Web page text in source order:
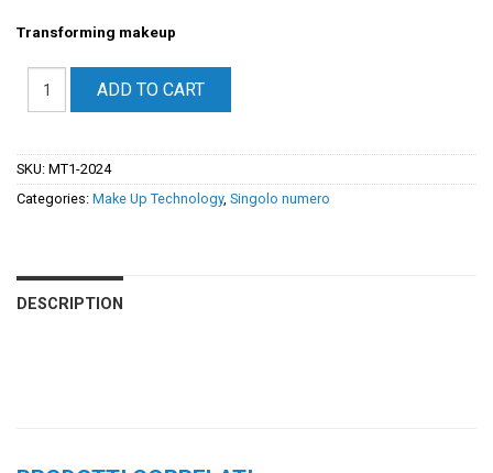
Transforming makeup
ADD TO CART
SKU: MT1-2024
Categories: Make Up Technology, Singolo numero
DESCRIPTION